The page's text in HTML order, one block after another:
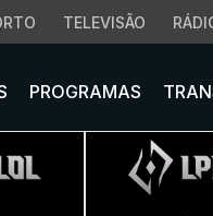
TELEVISÃO
PROGRAMAS